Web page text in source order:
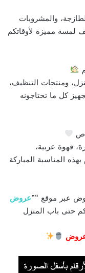
والمشروبات
لمسة مميزة لأوقاتكم
ومنتجات التنظيف،
كل ما تحتاجونه
قهوة عربية،
المناسبة المباركة
عبر موقع “”عروض
حتى باب المنزل